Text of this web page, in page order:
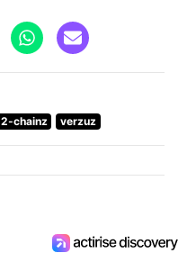
2-chainz verzuz